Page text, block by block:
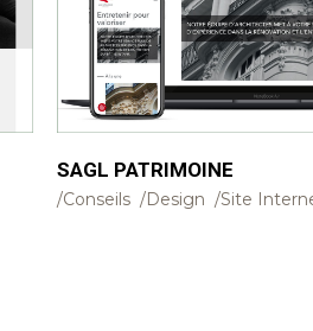
SAGL PATRIMOINE
Conseils Design Site